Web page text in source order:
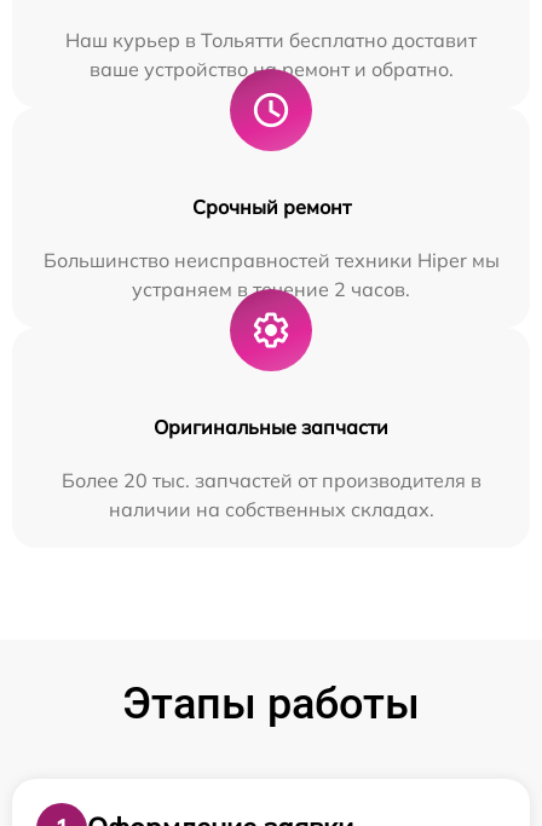
Наш курьер в Тольятти бесплатно доставит
ваше устройство на ремонт и обратно.
Срочный ремонт
Большинство неисправностей техники Hiper мы
устраняем в течение 2 часов.
Оригинальные запчасти
Более 20 тыс. запчастей от производителя в
наличии на собственных складах.
Этапы работы